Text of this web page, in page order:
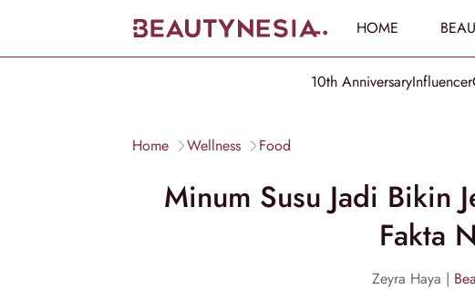
HOME
10th AnniversaryInfluencer
Home Wellness Food
Minum Susu Jadi Bikin
Fakta
Zeyra Haya |